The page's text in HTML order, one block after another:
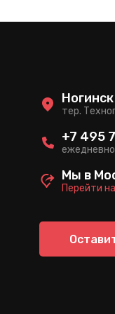
тер.
Ногинск
+7 495
Перейти
Мы в